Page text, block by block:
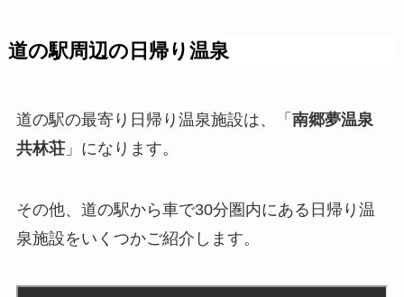
道の駅周辺の日帰り温泉
道の駅の最寄り日帰り温泉施設は、「 南郷夢温泉
共林荘」になります。
その他、道の駅から車で30分圏内にある日帰り温
泉施設をいくつかご紹介します。